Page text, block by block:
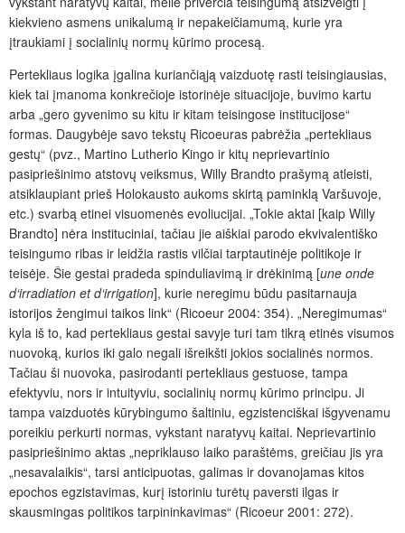
kiekvieno asmens unikalumą ir nepakeičiamumą, kurie yra
įtraukiami į socialinių normų kūrimo procesą.
Pertekliaus logika įgalina kuriančiąją vaizduotę rasti teisingiausias,
kiek tai įmanoma konkrečioje istorinėje situacijoje, buvimo kartu
arba „gero gyvenimo su kitu ir kitam teisingose institucijose“
formas. Daugybėje savo tekstų Ricoeuras pabrėžia „pertekliaus
gestų“ (pvz., Martino Lutherio Kingo ir kitų neprievartinio
pasipriešinimo atstovų veiksmus, Willy Brandto prašymą atleisti,
atsiklaupiant prieš Holokausto aukoms skirtą paminklą Varšuvoje,
etc.) svarbą etinei visuomenės evoliucijai. „Tokie aktai [kaip Willy
Brandto] nėra instituciniai, tačiau jie aiškiai parodo ekvivalentiško
teisingumo ribas ir leidžia rastis vilčiai tarptautinėje politikoje ir
teisėje. Šie gestai pradeda spinduliavimą ir drėkinimą [une onde
d‘irradiation et d‘irrigation], kurie neregimu būdu pasitarnauja
istorijos žengimui taikos link“ (Ricoeur 2004: 354). „Neregimumas“
kyla iš to, kad pertekliaus gestai savyje turi tam tikrą etinės visumos
nuovoką, kurios iki galo negali išreikšti jokios socialinės normos.
Tačiau ši nuovoka, pasirodanti pertekliaus gestuose, tampa
efektyviu, nors ir intuityviu, socialinių normų kūrimo principu. Ji
tampa vaizduotės kūrybingumo šaltiniu, egzistenciškai išgyvenamu
poreikiu perkurti normas, vykstant naratyvų kaitai. Neprievartinio
pasipriešinimo aktas „nepriklauso laiko paraštėms, greičiau jis yra
„nesavalaikis“, tarsi anticipuotas, galimas ir dovanojamas kitos
epochos egzistavimas, kurį istoriniu turėtų paversti ilgas ir
skausmingas politikos tarpininkavimas“ (Ricoeur 2001: 272).